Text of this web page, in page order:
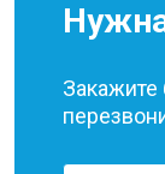
Закажите